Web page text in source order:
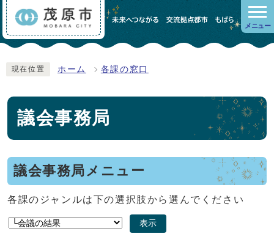
メニュー
現在位置 ホーム 各課の窓口
議会事務局
議会事務局メニュー
各課のジャンルは下の選択肢から選んでください
表示